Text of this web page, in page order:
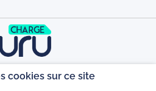
cookies sur ce site